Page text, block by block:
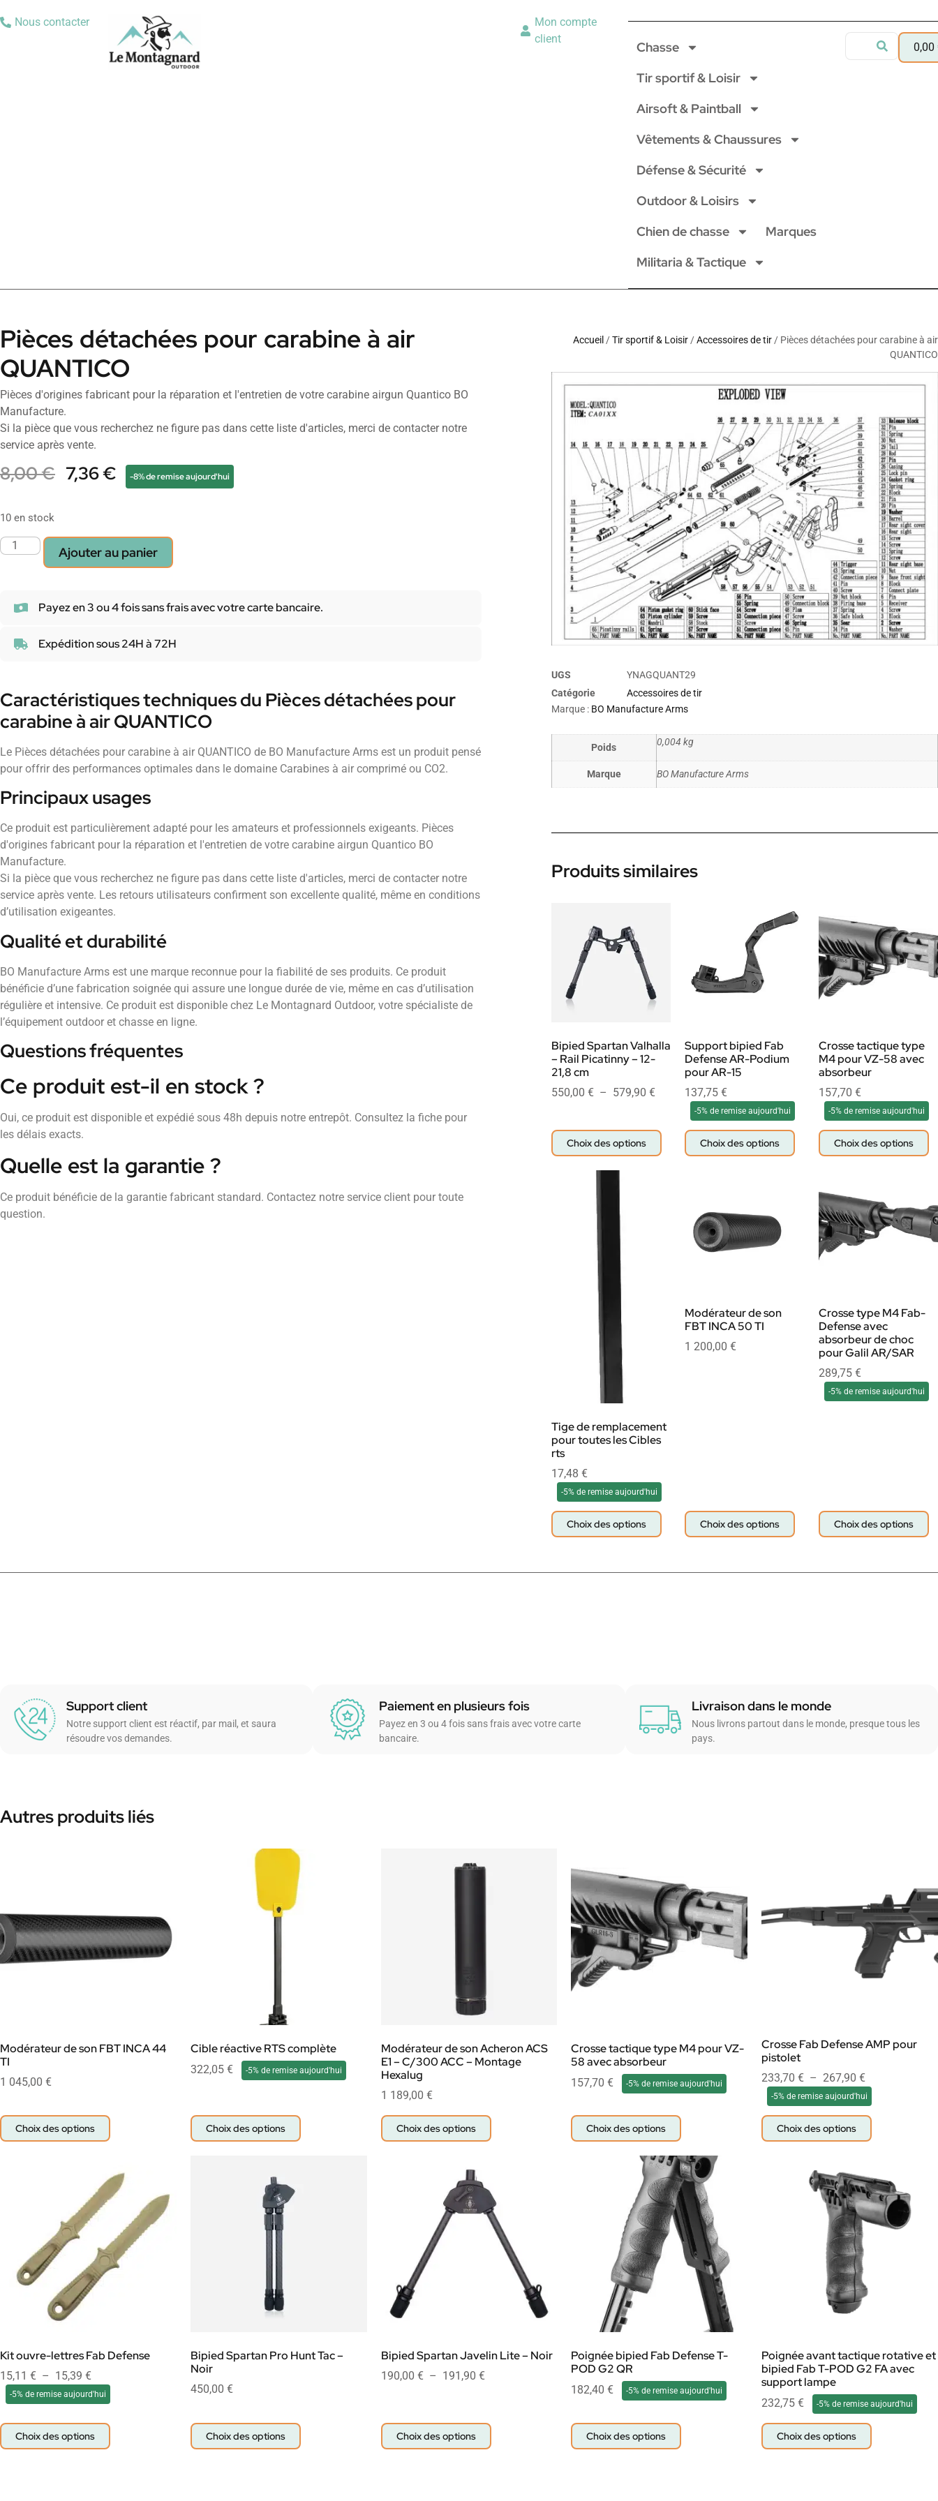
Nous contacter
Mon compte
client
Chasse
Tir sportif & Loisir
Airsoft & Paintball
Vêtements & Chaussures
Défense & Sécurité
Outdoor & Loisirs
Chien de chasse
Marques
Militaria & Tactique
0,00
Pièces détachées pour carabine à air
QUANTICO
Pièces d'origines fabricant pour la réparation et l'entretien de votre carabine airgun Quantico BO
Manufacture.
Si la pièce que vous recherchez ne figure pas dans cette liste d'articles, merci de contacter notre
service après vente.
8,00€ 7,36€ -8% de remise aujourd'hui
10 en stock
Ajouter au panier
Payez en 3 ou 4 fois sans frais avec votre carte bancaire.
Expédition sous 24H à 72H
Caractéristiques techniques du Pièces détachées pour
carabine à air QUANTICO
Le Pièces détachées pour carabine à air QUANTICO de BO Manufacture Arms est un produit pensé
pour offrir des performances optimales dans le domaine Carabines à air comprimé ou CO2.
Principaux usages
Ce produit est particulièrement adapté pour les amateurs et professionnels exigeants. Pièces
d'origines fabricant pour la réparation et l'entretien de votre carabine airgun Quantico BO
Manufacture.
Si la pièce que vous recherchez ne figure pas dans cette liste d'articles, merci de contacter notre
service après vente. Les retours utilisateurs confirment son excellente qualité, même en conditions
d’utilisation exigeantes.
Qualité et durabilité
BO Manufacture Arms est une marque reconnue pour la fiabilité de ses produits. Ce produit
bénéficie d’une fabrication soignée qui assure une longue durée de vie, même en cas d’utilisation
régulière et intensive. Ce produit est disponible chez Le Montagnard Outdoor, votre spécialiste de
l’équipement outdoor et chasse en ligne.
Questions fréquentes
Ce produit est-il en stock ?
Oui, ce produit est disponible et expédié sous 48h depuis notre entrepôt. Consultez la fiche pour
les délais exacts.
Quelle est la garantie ?
Ce produit bénéficie de la garantie fabricant standard. Contactez notre service client pour toute
question.
Accueil /Tir sportif & Loisir /Accessoires de tir / Pièces détachées pour carabine à air
QUANTICO
UGS
YNAGQUANT29
Catégorie
Accessoires de tir
Marque : BO Manufacture Arms
Poids 0,004 kg
Marque BO Manufacture Arms
Produits similaires
Bipied Spartan Valhalla
– Rail Picatinny – 12-
21,8 cm
550,00 € – 579,90 €
Choix des options
Support bipied Fab
Defense AR-Podium
pour AR-15
137,75€
-5% de remise aujourd'hui
Choix des options
Crosse tactique type
M4 pour VZ-58 avec
absorbeur
157,70 €
-5% de remise aujourd'hui
Choix des options
Tige de remplacement
pour toutes les Cibles
rts
17,48 €
-5% de remise aujourd'hui
Choix des options
Modérateur de son
FBT INCA 50 TI
1 200,00€
Choix des options
Crosse type M4 Fab-
Defense avec
absorbeur de choc
pour Galil AR/SAR
289,75 €
-5% de remise aujourd'hui
Choix des options
Support client
Notre support client est réactif, par mail, et saura
résoudre vos demandes.
Paiement en plusieurs fois
Payez en 3 ou 4 fois sans frais avec votre carte
bancaire.
Livraison dans le monde
Nous livrons partout dans le monde, presque tous les
pays.
Autres produits liés
Modérateur de son FBT INCA 44
TI
1 045,00 €
Choix des options
Cible réactive RTS complète
322,05 € -5% de remise aujourd'hui
Choix des options
Modérateur de son Acheron ACS
E1 – C/300 ACC – Montage
Hexalug
1 189,00 €
Choix des options
Crosse tactique type M4 pour VZ-
58 avec absorbeur
157,70€ -5% de remise aujourd'hui
Choix des options
Crosse Fab Defense AMP pour
pistolet
233,70€ – 267,90€
-5% de remise aujourd'hui
Choix des options
Kit ouvre-lettres Fab Defense
15,11 € – 15,39 €
-5% de remise aujourd'hui
Choix des options
Bipied Spartan Pro Hunt Tac –
Noir
450,00 €
Choix des options
Bipied Spartan Javelin Lite – Noir
190,00 € – 191,90 €
Choix des options
Poignée bipied Fab Defense T-
POD G2 QR
182,40€ -5% de remise aujourd'hui
Choix des options
Poignée avant tactique rotative et
bipied Fab T-POD G2 FA avec
support lampe
232,75€ -5% de remise aujourd'hui
Choix des options